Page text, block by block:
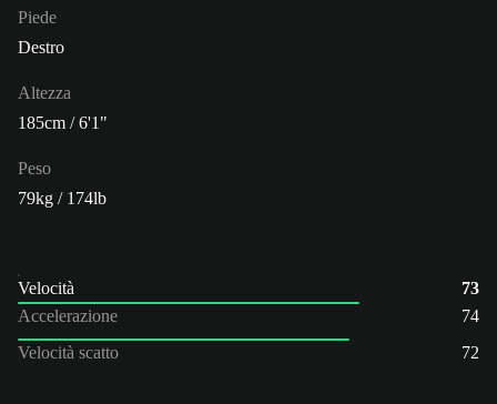
Piede
Destro
Altezza
185cm / 6'1"
Peso
79kg / 174lb
Velocità
73
Accelerazione
74
Velocità scatto
72